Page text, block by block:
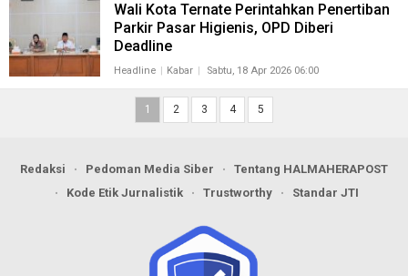
Wali Kota Ternate Perintahkan Penertiban
Parkir Pasar Higienis, OPD Diberi
Deadline
Headline Kabar Sabtu, 18 Apr 2026 06:00
1 2 3 4 5
Redaksi Pedoman Media Siber
Tentang HALMAHERAPOST
Kode Etik Jurnalistik
Trustworthy Standar JTI